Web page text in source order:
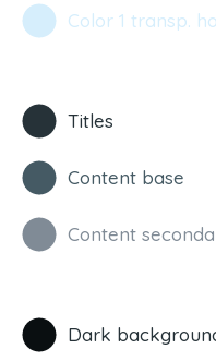
Color 1 transp.
Titles
Content base
Content
Dark